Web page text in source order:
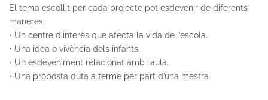
El tema escollit per cada projecte pot esdevenir de diferents
maneres:
• Un centre d’interès que afecta la vida de l’escola.
• Una idea o vivència dels infants.
• Un esdeveniment relacionat amb l’aula.
• Una proposta duta a terme per part d’una mestra.